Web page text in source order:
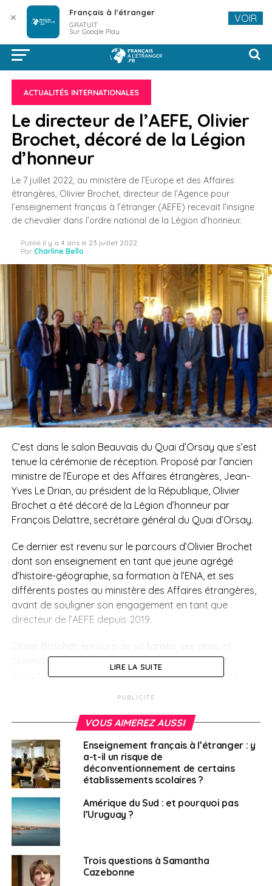
ACTUALITÉS INTERNATIONALES
Le directeur de l’AEFE, Olivier
Brochet, décoré de la Légion
d’honneur
Le 7 juillet 2022, au ministère de l’Europe et des Affaires
étrangères, Olivier Brochet, directeur de l’Agence pour
l’enseignement français à l’étranger (AEFE) recevait l’insigne
de chevalier dans l’ordre national de la Légion d’honneur.
Publié il y a 4 ans le 23 juillet 2022
Par Charline Bello
C’est dans le salon Beauvais du Quai d’Orsay que s’est
tenue la cérémonie de réception. Proposé par l’ancien
ministre de l’Europe et des Affaires étrangères, Jean-
Yves Le Drian, au président de la République, Olivier
Brochet a été décoré de la Légion d’honneur par
François Delattre, secrétaire général du Quai d’Orsay.
Ce dernier est revenu sur le parcours d’Olivier Brochet
dont son enseignement en tant que jeune agrégé
d’histoire-géographie, sa formation à l’ENA, et ses
différents postes au ministère des Affaires étrangères,
avant de souligner son engagement en tant que
directeur de l’AEFE depuis 2019.
plusieurs collègues, a remercié tous ceux qui ont
compté dans son parcours. Un discours émouvant
OLIVIER BROCHET
A SUIVRE
Vivre ailleurs, sur RFI : “Célébration au Sénat de
la promotion 2022 des boursiers Excellence-
Major“
NE RATEZ PAS
Le Cameroun va se doter d’un système de visa
LIRE LA SUITE
PUBLICITÉ
VOUS AIMEREZ AUSSI
Enseignement français à l’étranger : y
a-t-il un risque de
déconventionnement de certains
établissements scolaires ?
Amérique du Sud : et pourquoi pas
l’Uruguay ?
Trois questions à Samantha
Cazebonne
✕ Français à l'étranger
GRATUIT
Sur Google Play
VOIR